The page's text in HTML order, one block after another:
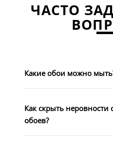
ЧАСТО
Какие обои можно
Как скрыть
обоев?